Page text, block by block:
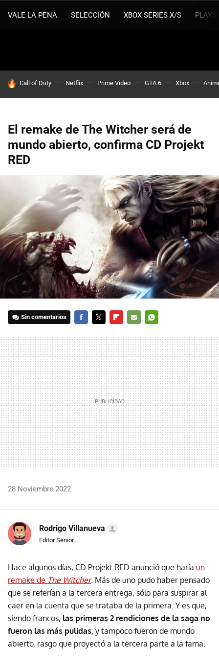
VALE LA PENA SELECCIÓN XBOX SERIES X/S
HOY SE HABLA DE
Call of Duty Netflix Prime Video GTA 6 Xbox
El remake de The Witcher será de
mundo abierto, confirma CD Projekt
RED
Sin comentarios
MAIL
28 Noviembre 2022
Rodrigo Villanueva
Editor Senior
Hace algunos días, CD Projekt RED anunció que haría un
remake de The Witcher. Más de uno pudo haber pensado
que se referían a la tercera entrega, sólo para suspirar al
caer en la cuenta que se trataba de la primera. Y es que,
siendo francos, las primeras 2 rendiciones de la saga no
fueron las más pulidas, y tampoco fueron de mundo
abierto, rasgo que proyectó a la tercera parte a la fama.